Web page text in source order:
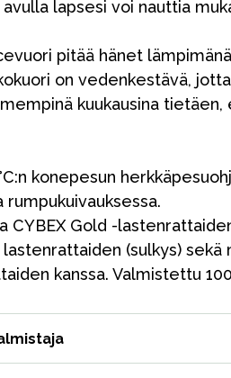
lapsesi voi nauttia
pitää hänet lämpimänä
on vedenkestävä,
kuukausina
konepesun
CYBEX Gold -
(sulkys) sekä
kanssa. Valmistettu
Kampanjat
Suosikit